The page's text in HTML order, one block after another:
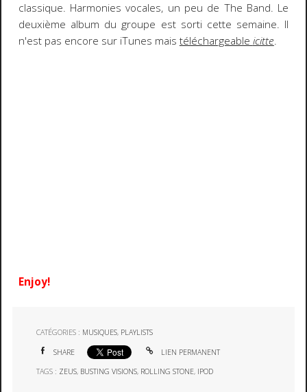
classique. Harmonies vocales, un peu de The Band. Le
deuxième album du groupe est sorti cette semaine. Il
n'est pas encore sur iTunes mais téléchargeable icitte.
Enjoy!
CATÉGORIES : MUSIQUES, PLAYLISTS
SHARE LIEN PERMANENT
TAGS : ZEUS, BUSTING VISIONS, ROLLING STONE, IPOD